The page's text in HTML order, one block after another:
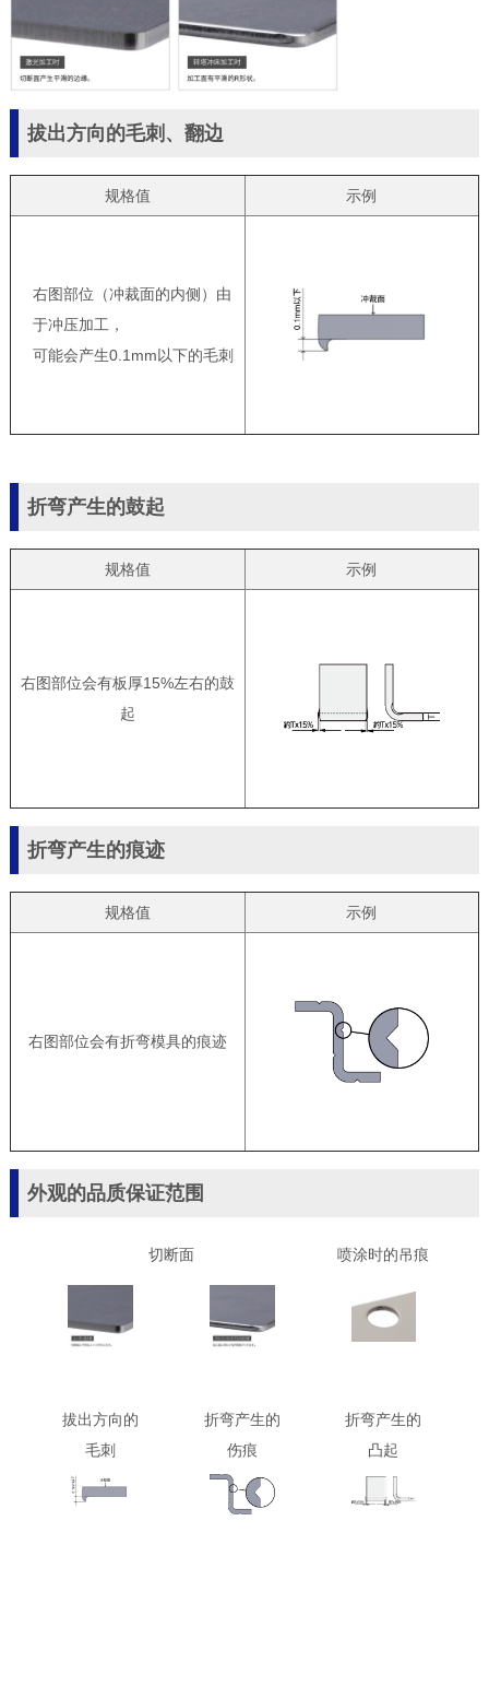
拔出方向的毛刺、翻边
规格值 示例
右图部位（冲裁面的内侧）由
于冲压加工，
可能会产生0.1mm以下的毛刺
折弯产生的鼓起
规格值 示例
右图部位会有板厚15%左右的鼓
起
折弯产生的痕迹
规格值 示例
右图部位会有折弯模具的痕迹
外观的品质保证范围
切断面 喷涂时的吊痕
拔出方向的
毛刺
折弯产生的
伤痕
折弯产生的
凸起